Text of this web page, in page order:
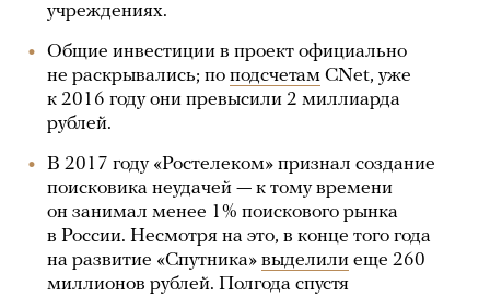
учреждениях.
Общие инвестиции в проект официально
не раскрывались; по подсчетам CNet, уже
к 2016 году они превысили 2 миллиарда
рублей.
В 2017 году «Ростелеком» признал создание
поисковика неудачей — к тому времени
он занимал менее 1% поискового рынка
в России. Несмотря на это, в конце того года
на развитие «Спутника» выделили еще 260
миллионов рублей. Полгода спустя